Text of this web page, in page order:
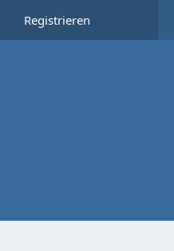
Registrieren